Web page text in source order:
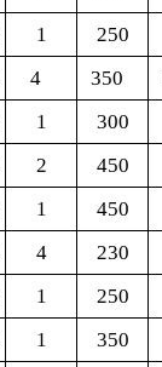
1 250
4 350
1 300
2 450
1 450
4 230
1 250
1 350